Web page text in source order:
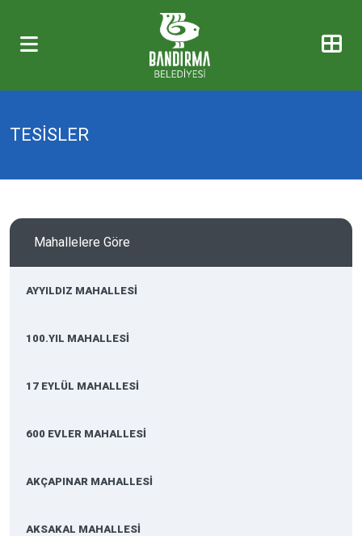
TESİSLER
Mahallelere Göre
AYYILDIZ MAHALLESİ
100.YIL MAHALLESİ
17 EYLÜL MAHALLESİ
600 EVLER MAHALLESİ
AKÇAPINAR MAHALLESİ
AKSAKAL MAHALLESİ